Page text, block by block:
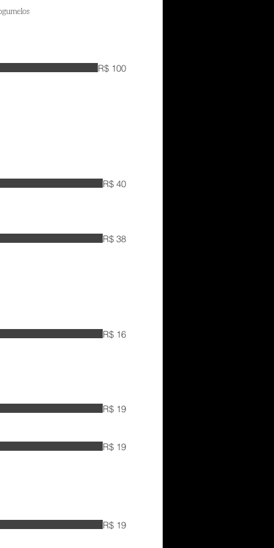
R$ 100
R$ 40
R$ 38
R$ 16
R$ 19
R$ 19
R$ 19